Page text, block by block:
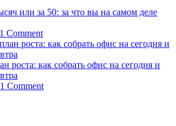
или за 50: за что вы на самом деле
1 Comment
роста: как собрать офис на сегодня и
1 Comment